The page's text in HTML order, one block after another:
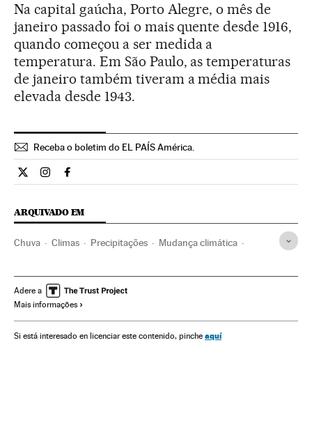
Na capital gaúcha, Porto Alegre, o mês de
janeiro passado foi o mais quente desde 1916,
quando começou a ser medida a
temperatura. Em São Paulo, as temperaturas
de janeiro também tiveram a média mais
elevada desde 1943.
Receba o boletim do EL PAÍS América.
Economia El País Brasil en Twitter
Economia El País Brasil en Instagram
Economia El País Brasil en Facebook
ARQUIVADO EM
Chuva Climas Precipitações Mudança climática
Problemas ambientais Sociedade
Adere a
Mais informações
Si está interesado en licenciar este contenido, pinche aquí